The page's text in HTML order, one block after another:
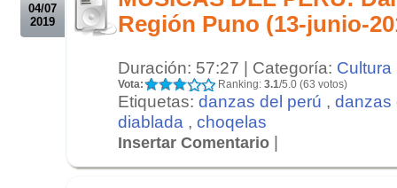
04/07
2019
Región Puno (13-junio-
Duración: 57:27 | Categoría: Cultura
Vota: Ranking: 3.1/5.0 (63 votos)
Etiquetas: danzas del perú , danzas
diablada , choqelas
Insertar Comentario |